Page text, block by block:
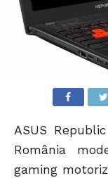
ASUS
România
gaming